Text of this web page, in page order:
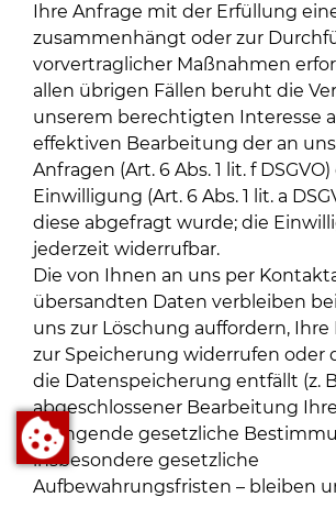
Ihre Anfrage mit der Erfüllung
zusammenhängt oder zur
vorvertraglicher Maßnahmen
allen übrigen Fällen beruht die
unserem berechtigten Interesse
effektiven Bearbeitung der an
Anfragen (Art. 6 Abs. 1 lit. f
Einwilligung (Art. 6 Abs. 1 lit. a
diese abgefragt wurde; die
jederzeit widerrufbar.
Die von Ihnen an uns per
übersandten Daten verbleiben
uns zur Löschung auffordern,
zur Speicherung widerrufen oder
die Datenspeicherung entfällt (z.
abgeschlossener Bearbeitung
Zwingende gesetzliche
insbesondere gesetzliche
Aufbewahrungsfristen – bleiben